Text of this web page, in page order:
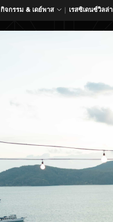
กิจกรรม & เดย์พาส เรสซิเดนซ์วิลล่า